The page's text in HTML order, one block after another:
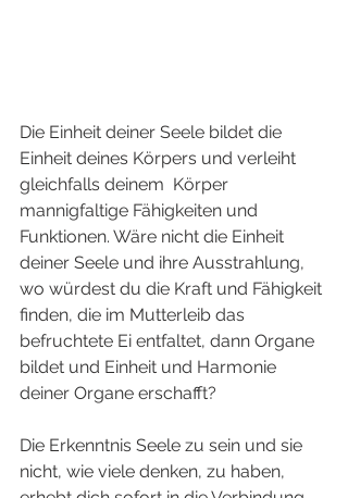
Die Einheit deiner Seele bildet die
Einheit deines Körpers und verleiht
gleichfalls deinem  Körper
mannigfaltige Fähigkeiten und
Funktionen. Wäre nicht die Einheit
deiner Seele und ihre Ausstrahlung,
wo würdest du die Kraft und Fähigkeit
finden, die im Mutterleib das
befruchtete Ei entfaltet, dann Organe
bildet und Einheit und Harmonie
deiner Organe erschafft?
Die Erkenntnis Seele zu sein und sie
nicht, wie viele denken, zu haben,